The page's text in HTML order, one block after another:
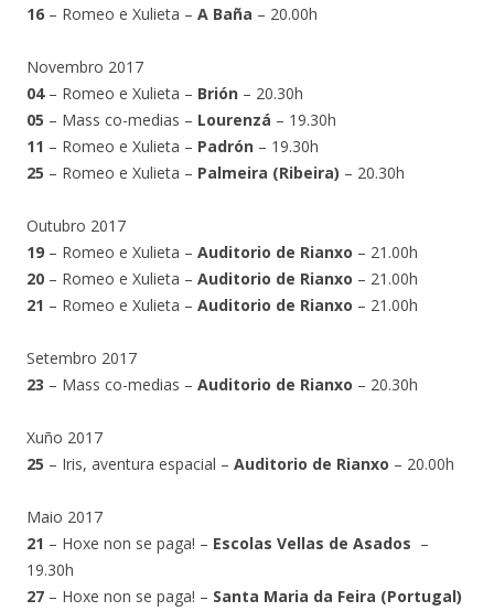
16 – Romeo e Xulieta – A Baña – 20.00h
Novembro 2017
04– Romeo e Xulieta – Brión – 20.30h
05 – Mass co-medias – Lourenzá – 19.30h
11 – Romeo e Xulieta – Padrón – 19.30h
25 – Romeo e Xulieta – Palmeira (Ribeira) – 20.30h
Outubro 2017
19 – Romeo e Xulieta – Auditorio de Rianxo – 21.00h
20 – Romeo e Xulieta – Auditorio de Rianxo – 21.00h
21 – Romeo e Xulieta – Auditorio de Rianxo – 21.00h
Setembro 2017
23 – Mass co-medias – Auditorio de Rianxo – 20.30h
Xuño 2017
25 – Iris, aventura espacial – Auditorio de Rianxo – 20.00h
Maio 2017
21 – Hoxe non se paga! – Escolas Vellas de Asados –
19.30h
27 – Hoxe non se paga! – Santa Maria da Feira (Portugal)